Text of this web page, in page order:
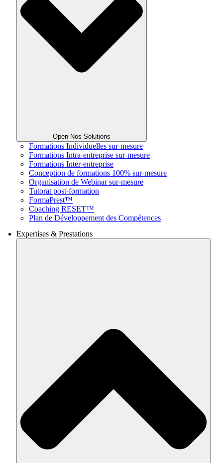
Open Nos Solutions
Formations Individuelles sur-mesure
Formations Intra-entreprise sur-mesure
Formations Inter-entreprise
Conception de formations 100% sur-mesure
Organisation de Webinar sur-mesure
Tutorat post-formation
FormaPrest™
Coaching RESET™
Plan de Développement des Compétences
Expertises & Prestations